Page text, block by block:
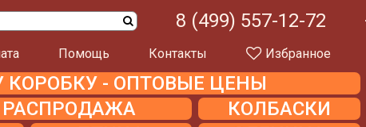
8 (499) 557-12-72
Помощь Контакты Избранное
КОРОБКУ - ОПТОВЫЕ ЦЕНЫ
РАСПРОДАЖА КОЛБАСКИ